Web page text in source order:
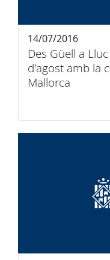
Des Güell a
d'agost amb la
Mallorca
14/07/2016